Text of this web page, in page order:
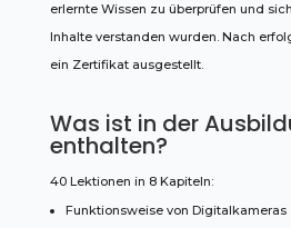
erlernte Wissen zu überprüfen und
Inhalte verstanden wurden. Nach
ein Zertifikat ausgestellt.
Was ist in der
enthalten?
40 Lektionen in 8 Kapiteln:
Funktionsweise von Digitalkameras